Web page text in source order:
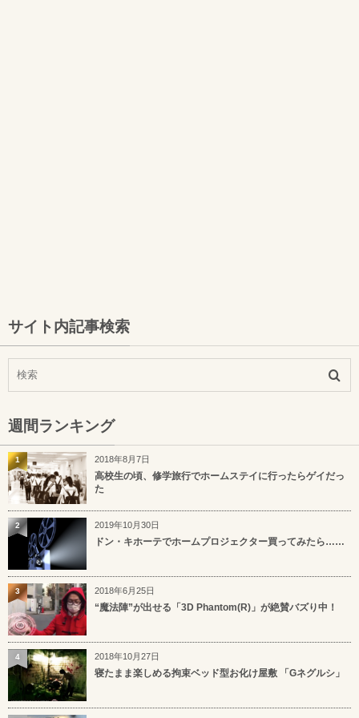
サイト内記事検索
週間ランキング
2018年8月7日
高校生の頃、修学旅行でホームステイに行ったらゲイだっ
た
1
2019年10月30日
ドン・キホーテでホームプロジェクター買ってみたら……
2
2018年6月25日
“魔法陣”が出せる「3D Phantom(R)」が絶賛バズり中！
3
2018年10月27日
寝たまま楽しめる拘束ベッド型お化け屋敷 「Gネグルシ」
4